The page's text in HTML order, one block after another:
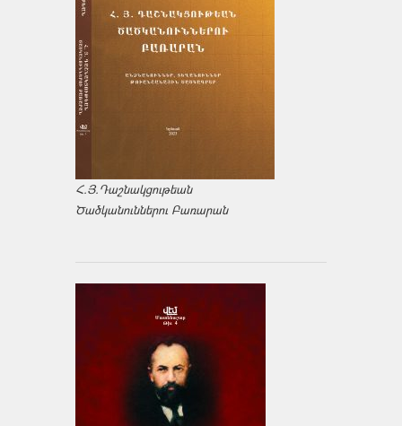
Հ.Յ.Դաշնակցութեան
Ծածկանուններու Բառարան